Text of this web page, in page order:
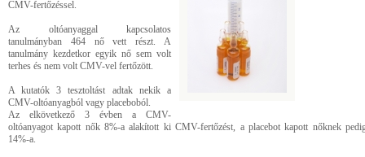
CMV-fertőzéssel.
Az oltóanyaggal kapcsolatos
tanulmányban 464 nő vett részt. A
tanulmány kezdetkor egyik nő sem volt
terhes és nem volt CMV-vel fertőzött.
A kutatók 3 tesztoltást adtak nekik a
CMV-oltóanyagból vagy placeboból.
Az elkövetkező 3 évben a CMV-
oltóanyagot kapott nők 8%-a alakított ki CMV-fertőzést, a placebot kapott nőknek
14%-a.